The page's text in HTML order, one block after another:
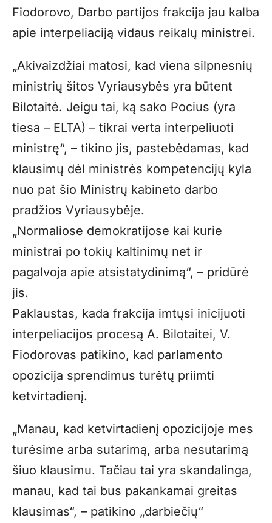
Fiodorovo, Darbo partijos frakcija jau kalba
apie interpeliaciją vidaus reikalų ministrei.
„Akivaizdžiai matosi, kad viena silpnesnių
ministrių šitos Vyriausybės yra būtent
Bilotaitė. Jeigu tai, ką sako Pocius (yra
tiesa – ELTA) – tikrai verta interpeliuoti
ministrę“, – tikino jis, pastebėdamas, kad
klausimų dėl ministrės kompetencijų kyla
nuo pat šio Ministrų kabineto darbo
pradžios Vyriausybėje.
„Normaliose demokratijose kai kurie
ministrai po tokių kaltinimų net ir
pagalvoja apie atsistatydinimą“, – pridūrė
jis.
Paklaustas, kada frakcija imtųsi inicijuoti
interpeliacijos procesą A. Bilotaitei, V.
Fiodorovas patikino, kad parlamento
opozicija sprendimus turėtų priimti
ketvirtadienį.
„Manau, kad ketvirtadienį opozicijoje mes
turėsime arba sutarimą, arba nesutarimą
šiuo klausimu. Tačiau tai yra skandalinga,
manau, kad tai bus pakankamai greitas
klausimas“, – patikino „darbiečių“